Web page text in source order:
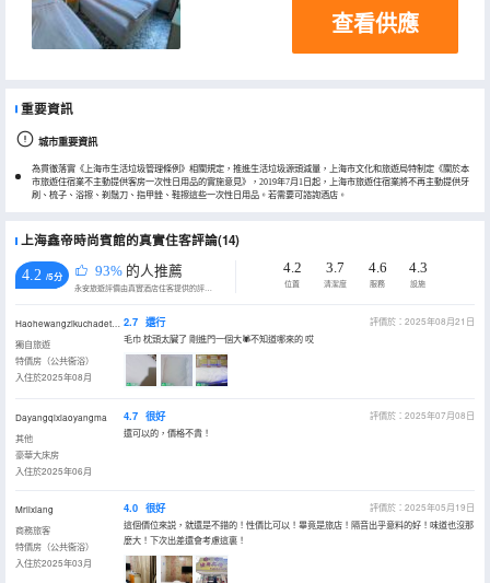
查看供應
重要資訊
城市重要資訊
為貫徹落實《上海市生活垃圾管理條例》相關規定，推進生活垃圾源頭減量，上海市文化和旅遊局特制定《關於本
市旅遊住宿業不主動提供客房一次性日用品的實施意見》，2019年7月1日起，上海市旅遊住宿業將不再主動提供牙
刷、梳子、浴擦、剃鬚刀、指甲銼、鞋擦這些一次性日用品。若需要可諮詢酒店。
上海鑫帝時尚賓館的真實住客評論(14)
4.2 /5分 93% 的人推薦
永安旅遊評價由真實酒店住客提供的評價。
4.2
位置
3.7
清潔度
4.6
服務
4.3
設施
Haohewangzikuchadetanghuluwa
獨自旅遊
特價房（公共衞浴）
入住於2025年08月
2.7 還行
評價於：2025年08月21日
毛巾 枕頭太臟了 剛進門一個大🕷️不知道哪來的 哎
Dayangqixiaoyangma
其他
豪華大床房
入住於2025年06月
4.7 很好
評價於：2025年07月08日
還可以的，價格不貴！
Mrlixiang
商務旅客
特價房（公共衞浴）
入住於2025年03月
4.0 很好
評價於：2025年05月19日
這個價位來説，就還是不錯的！性價比可以！畢竟是旅店！隔音出乎意料的好！味道也沒那
麼大！下次出差還會考慮這裏！